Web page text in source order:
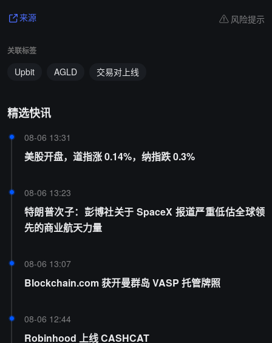
来源 风险提示
关联标签
Upbit AGLD 交易对上线
精选快讯
08-06 13:31
美股开盘，道指涨 0.14%，纳指跌 0.3%
08-06 13:23
特朗普次子：彭博社关于 SpaceX 报道严重低估全球领
先的商业航天力量
08-06 13:07
Blockchain.com 获开曼群岛 VASP 托管牌照
08-06 12:44
Robinhood 上线 CASHCAT